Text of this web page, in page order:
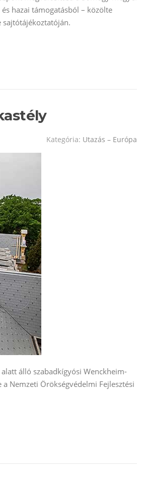
hazai támogatásból – közölte
sajtótájékoztatóján.
Kategória: Utazás – Európa
álló szabadkígyósi Wenckheim-
Nemzeti Örökségvédelmi Fejlesztési